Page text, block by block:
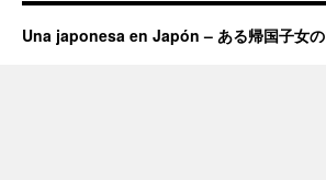
Una japonesa en Japón – ある帰国子女